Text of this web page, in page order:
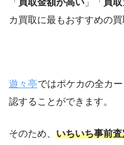
「 買取金額が高い 」「 買
カ買取に最もおすすめの買
遊々亭ではポケカの全カ
認することができます。
そのため、 いちいち事前